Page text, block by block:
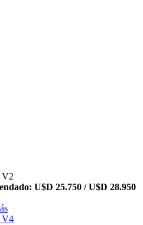
V2
U$D 25.750 / U$D 28.950
V4